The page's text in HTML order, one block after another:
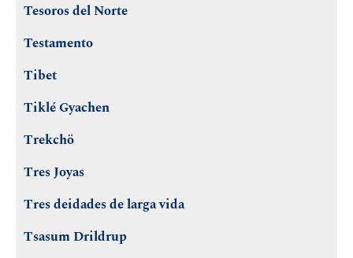
Tesoros del Norte
Testamento
Tibet
Tiklé Gyachen
Trekchö
Tres Joyas
Tres deidades de larga vida
Tsasum Drildrup